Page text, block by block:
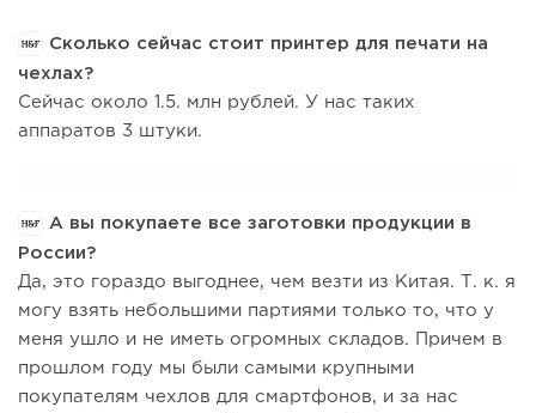
Сколько сейчас стоит принтер для печати на
чехлах?
Сейчас около 1.5. млн рублей. У нас таких
аппаратов 3 штуки.
А вы покупаете все заготовки продукции в
России?
Да, это гораздо выгоднее, чем везти из Китая. Т. к. я
могу взять небольшими партиями только то, что у
меня ушло и не иметь огромных складов. Причем в
прошлом году мы были самыми крупными
покупателям чехлов для смартфонов, и за нас